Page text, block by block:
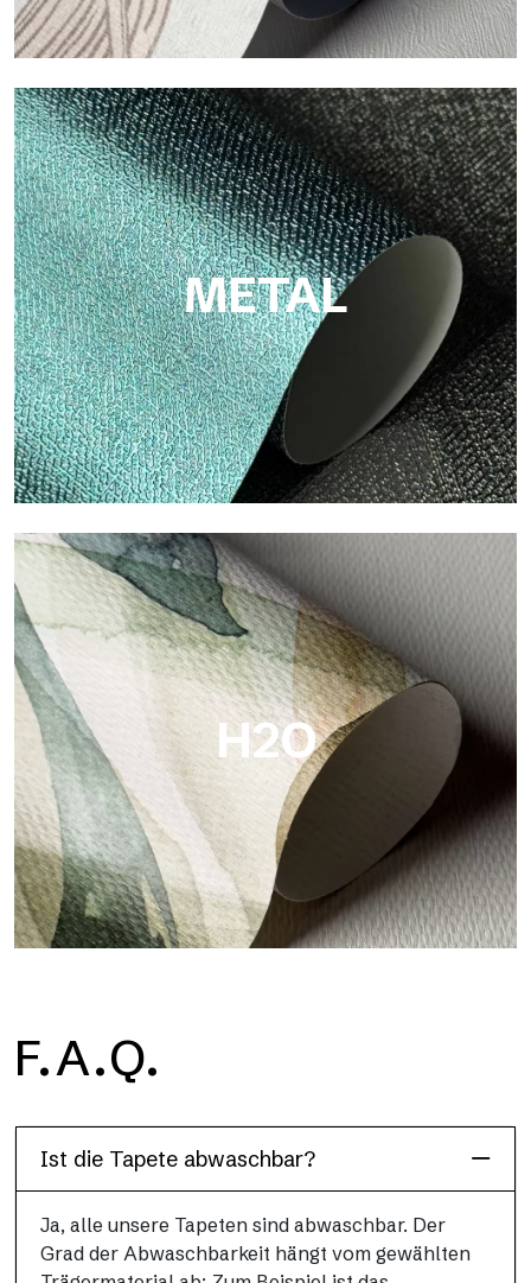
ECO
Eco von Tecnografica ist die ökologische Tapete aus
Zellulosefaser: nachhaltige Unterstützung, ohne PVC, mit
hellen Farben und hoher Qualität.
METAL
Metal
Metal ist die metallische Tapete von Tecnografica, mit
einzigartigen metallischen Reflexen, die Gold-, Silber-, Kupfer-
und satte Farben hervorheben.
H2O
H2O ist die wasserdichte Glasfaser-Badezimmertapete, ideal
für Duschkabinen und feuchte Umgebungen, mit hoher
F.A.Q.
Ist die Tapete abwaschbar?
Ja, alle unsere Tapeten sind abwaschbar. Der
Grad der Abwaschbarkeit hängt vom gewählten